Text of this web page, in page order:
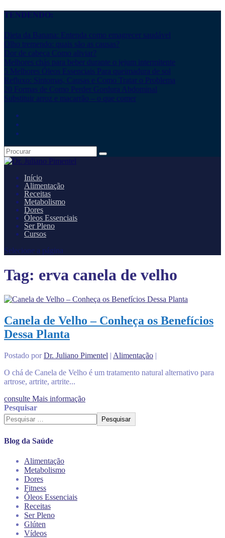
TENDENDO:
Dieta da Banana: Entenda como emagrecer saudável
Olho tremendo: quais são as causas?
Dor de cabeça Como aliviar?
Melhores chás para beber durante o jejum intermitente
5 Melhores Óleos Essenciais Para queimadura de sol
Refluxo: Sintomas, Causas e Como Tratar o Problema
20 Formas de Como Perder Gordura Abdominal
Substituir arroz e macarrão – o que comer
Início
Alimentação
Receitas
Metabolismo
Dores
Óleos Essenciais
Ser Pleno
Cursos
Selecione a página
Tag: erva canela de velho
Canela de Velho – Conheça os Benefícios
Dessa Planta
Postado porDr. Juliano Pimentel | Alimentação |
O chá de Canela de Velho é um tratamento natural alternativo para
artrose, artrite, artrite...
consulte Mais informação
Pesquisar
Pesquisar
Blog da Saúde
Alimentação
Metabolismo
Dores
Fitness
Óleos Essenciais
Receitas
Ser Pleno
Glúten
Vídeos